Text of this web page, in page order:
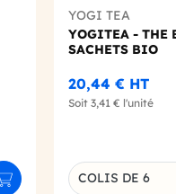
Ajouter au panier
YOGI TEA
YOGITEA - THE
SACHETS BIO
20,44 € HT
Soit 3,41 € l'unité
Choisissez une
COLIS DE 6